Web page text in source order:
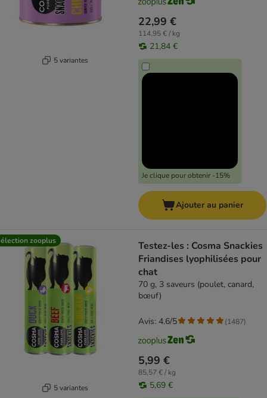
5 variantes
22,99 €
114,95 € / kg
21,84 €
Je clique pour obtenir -15%
Ajouter au panier
zooplus
5 variantes
Testez-les : Cosma Snackies
Friandises lyophilisées pour
chat
70 g, 3 saveurs (poulet, canard,
bœuf)
5,99 €
85,57 € / kg
5,69 €
Avis: 4.6/5 (1487)